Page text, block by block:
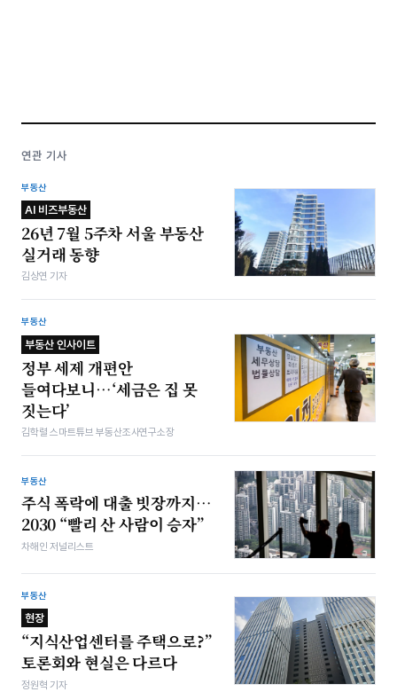
연관 기사
부동산
AI 비즈부동산
26년 7월 5주차 서울 부동산
실거래 동향
김상연 기자
부동산
부동산 인사이트
정부 세제 개편안
들여다보니…‘세금은 집 못
짓는다’
김학렬 스마트튜브 부동산조사연구소장
부동산
주식 폭락에 대출 빗장까지…
2030 “빨리 산 사람이 승자”
차해인 저널리스트
부동산
현장
“지식산업센터를 주택으로?”
토론회와 현실은 다르다
정원혁 기자